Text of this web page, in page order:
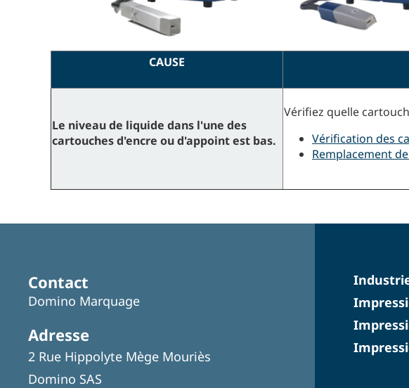
CAUSE
Le niveau de liquide dans l'une des
cartouches d'encre ou d'appoint est bas.
Vérifiez quelle
Vérification des
Remplacement
Contact
Domino Marquage
Adresse
2 Rue Hippolyte Mège Mouriès
Domino SAS